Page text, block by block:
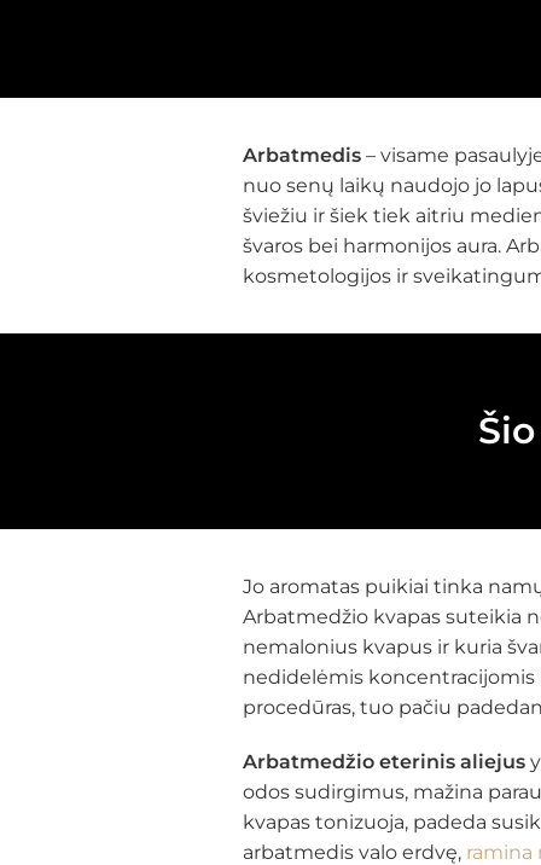
Arbatmedis – visame
nuo senų laikų naudojo jo
šviežiu ir šiek tiek aitriu
švaros bei harmonijos aura.
kosmetologijos ir
Jo aromatas puikiai tinka
Arbatmedžio kvapas suteikia
nemalonius kvapus ir kuria
nedidelėmis
procedūras, tuo pačiu
Arbatmedžio eterinis aliejus
odos sudirgimus, mažina
kvapas tonizuoja, padeda
arbatmedis valo erdvę, ramina